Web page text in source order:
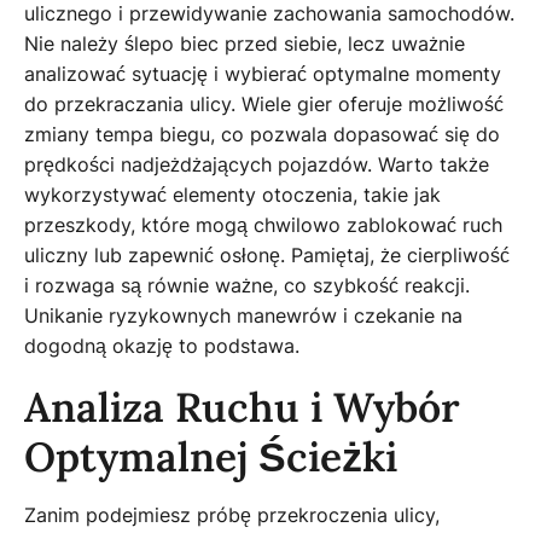
ulicznego i przewidywanie zachowania samochodów.
Nie należy ślepo biec przed siebie, lecz uważnie
analizować sytuację i wybierać optymalne momenty
do przekraczania ulicy. Wiele gier oferuje możliwość
zmiany tempa biegu, co pozwala dopasować się do
prędkości nadjeżdżających pojazdów. Warto także
wykorzystywać elementy otoczenia, takie jak
przeszkody, które mogą chwilowo zablokować ruch
uliczny lub zapewnić osłonę. Pamiętaj, że cierpliwość
i rozwaga są równie ważne, co szybkość reakcji.
Unikanie ryzykownych manewrów i czekanie na
dogodną okazję to podstawa.
Analiza Ruchu i Wybór
Optymalnej Ścieżki
Zanim podejmiesz próbę przekroczenia ulicy,